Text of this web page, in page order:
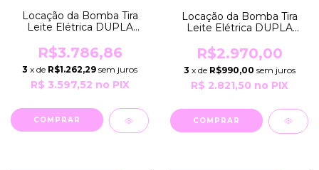
Locação da Bomba Tira
Leite Elétrica DUPLA
SELECT por 90 Dias
EXTRATORA Bivolt
Robusta Prof Medela
R$3.786,86
3 x de R$1.262,29 sem juros
R$ 3.597,52 no PIX
Locação da Bomba Tira
Leite Elétrica DUPLA
SELECT por 60 Dias
EXTRATORA Bivolt
Robusta Prof Medela
R$2.970,00
3 x de R$990,00 sem juros
R$ 2.821,50 no PIX